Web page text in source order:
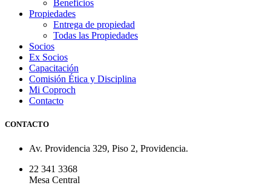
Beneficios
Propiedades
Entrega de propiedad
Todas las Propiedades
Socios
Ex Socios
Capacitación
Comisión Ética y Disciplina
Mi Coproch
Contacto
CONTACTO
Av. Providencia 329, Piso 2, Providencia.
22 341 3368
Mesa Central